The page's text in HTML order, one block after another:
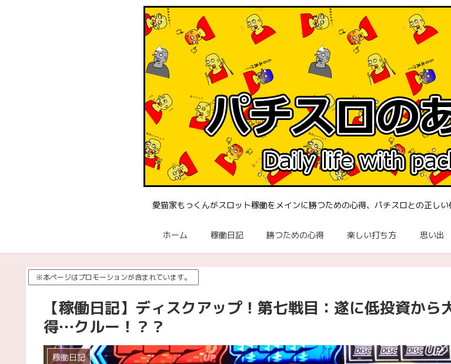
愛猫家もっくんがスロット稼働をメインに勝つための心得、パチスロとの正し
ホーム 稼働日記 勝つための心得 楽しい打ち方 思い出
※本ページはプロモーションが含まれています。
【稼働日記】ディスクアップ！第七戦目：遂に低投資から
得…クルー！？？
稼働日記